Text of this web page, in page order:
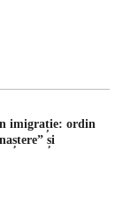
imigrație: ordin
și